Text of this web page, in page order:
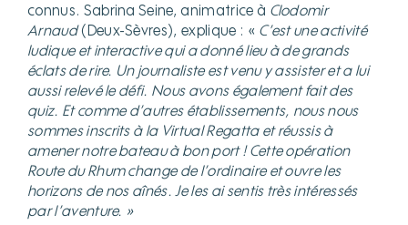
connus. Sabrina Seine, animatrice à Clodomir
Arnaud(Deux-Sèvres), explique : « C’est une activité
ludique et interactive qui a donné lieu à de grands
éclats de rire. Un journaliste est venu y assister et a lui
aussi relevé le défi. Nous avons également fait des
quiz. Et comme d’autres établissements, nous nous
sommes inscrits à la Virtual Regatta et réussis à
amener notre bateau à bon port ! Cette opération
Route du Rhum change de l’ordinaire et ouvre les
horizons de nos aînés. Je les ai sentis très intéressés
par l’aventure. »